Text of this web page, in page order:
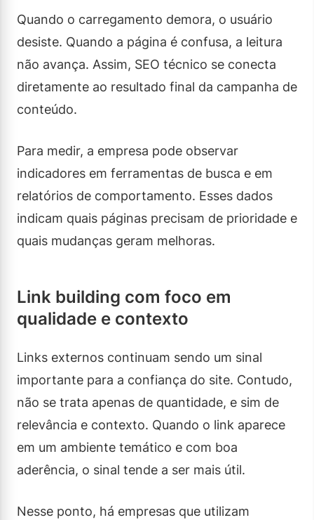
Quando o carregamento demora, o usuário
desiste. Quando a página é confusa, a leitura
não avança. Assim, SEO técnico se conecta
diretamente ao resultado final da campanha de
conteúdo.
Para medir, a empresa pode observar
indicadores em ferramentas de busca e em
relatórios de comportamento. Esses dados
indicam quais páginas precisam de prioridade e
quais mudanças geram melhoras.
Link building com foco em
qualidade e contexto
Links externos continuam sendo um sinal
importante para a confiança do site. Contudo,
não se trata apenas de quantidade, e sim de
relevância e contexto. Quando o link aparece
em um ambiente temático e com boa
aderência, o sinal tende a ser mais útil.
Nesse ponto, há empresas que utilizam